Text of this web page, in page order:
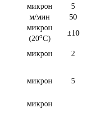
микрон
5
м/мин
50
микрон
(20оС)
±10
микрон 2
микрон 5
микрон